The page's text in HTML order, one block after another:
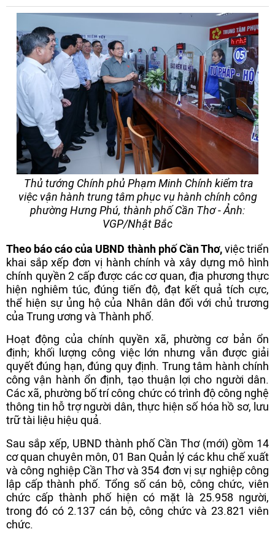
Thủ tướng Chính phủ Phạm Minh Chính kiểm tra
việc vận hành trung tâm phục vụ hành chính công
phường Hưng Phú, thành phố Cần Thơ - Ảnh:
VGP/Nhật Bắc
Theo báo cáo của UBND thành phố Cần Thơ,việc triển
khai sắp xếp đơn vị hành chính và xây dựng mô hình
chính quyền 2 cấp được các cơ quan, địa phương thực
hiện nghiêm túc, đúng tiến độ, đạt kết quả tích cực,
thể hiện sự ủng hộ của Nhân dân đối với chủ trương
của Trung ương và Thành phố.
Hoạt động của chính quyền xã, phường cơ bản ổn
định; khối lượng công việc lớn nhưng vẫn được giải
quyết đúng hạn, đúng quy định. Trung tâm hành chính
công vận hành ổn định, tạo thuận lợi cho người dân.
Các xã, phường bố trí công chức có trình độ công nghệ
thông tin hỗ trợ người dân, thực hiện số hóa hồ sơ, lưu
trữ tài liệu hiệu quả.
Sau sắp xếp, UBND thành phố Cần Thơ (mới) gồm 14
cơ quan chuyên môn, 01 Ban Quản lý các khu chế xuất
và công nghiệp Cần Thơ và 354 đơn vị sự nghiệp công
lập cấp thành phố. Tổng số cán bộ, công chức, viên
chức cấp thành phố hiện có mặt là 25.958 người,
trong đó có 2.137 cán bộ, công chức và 23.821 viên
chức.